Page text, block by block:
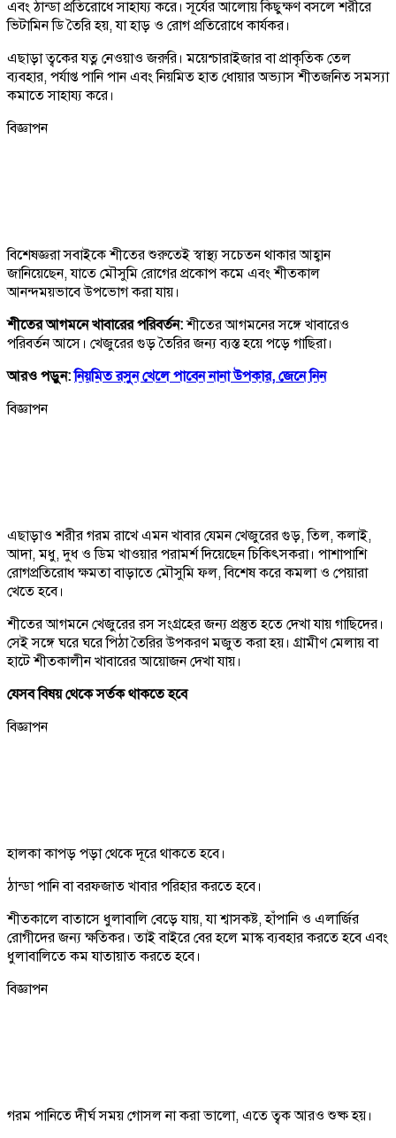
এবং ঠান্ডা প্রতিরোধে সাহায্য করে। সূর্যের আলোয় কিছুক্ষণ বসলে শরীরে
ভিটামিন ডি তৈরি হয়, যা হাড় ও রোগ প্রতিরোধে কার্যকর।
এছাড়া ত্বকের যত্ন নেওয়াও জরুরি। ময়েশ্চারাইজার বা প্রাকৃতিক তেল
ব্যবহার, পর্যাপ্ত পানি পান এবং নিয়মিত হাত ধোয়ার অভ্যাস শীতজনিত সমস্যা
কমাতে সাহায্য করে।
বিজ্ঞাপন
বিশেষজ্ঞরা সবাইকে শীতের শুরুতেই স্বাস্থ্য সচেতন থাকার আহ্বান
জানিয়েছেন, যাতে মৌসুমি রোগের প্রকোপ কমে এবং শীতকাল
আনন্দময়ভাবে উপভোগ করা যায়।
শীতের আগমনে খাবারের পরিবর্তন:শীতের আগমনের সঙ্গে খাবারেও
পরিবর্তন আসে। খেজুরের গুড় তৈরির জন্য ব্যস্ত হয়ে পড়ে গাছিরা।
আরও পড়ুন:নিয়মিত রসুন খেলে পাবেন নানা উপকার, জেনে নিন
বিজ্ঞাপন
এছাড়াও শরীর গরম রাখে এমন খাবার যেমন খেজুরের গুড়, তিল, কলাই,
আদা, মধু, দুধ ও ডিম খাওয়ার পরামর্শ দিয়েছেন চিকিৎসকরা। পাশাপাশি
রোগপ্রতিরোধ ক্ষমতা বাড়াতে মৌসুমি ফল, বিশেষ করে কমলা ও পেয়ারা
খেতে হবে।
শীতের আগমনে খেজুরের রস সংগ্রহের জন্য প্রস্তুত হতে দেখা যায় গাছিদের।
সেই সঙ্গে ঘরে ঘরে পিঠা তৈরির উপকরণ মজুত করা হয়। গ্রামীণ মেলায় বা
হাটে শীতকালীন খাবারের আয়োজন দেখা যায়।
যেসব বিষয় থেকে সর্তক থাকতে হবে
বিজ্ঞাপন
হালকা কাপড় পড়া থেকে দূরে থাকতে হবে।
ঠান্ডা পানি বা বরফজাত খাবার পরিহার করতে হবে।
শীতকালে বাতাসে ধুলাবালি বেড়ে যায়, যা শ্বাসকষ্ট, হাঁপানি ও এলার্জির
রোগীদের জন্য ক্ষতিকর। তাই বাইরে বের হলে মাস্ক ব্যবহার করতে হবে এবং
ধুলাবালিতে কম যাতায়াত করতে হবে।
বিজ্ঞাপন
গরম পানিতে দীর্ঘ সময় গোসল না করা ভালো, এতে ত্বক আরও শুষ্ক হয়।